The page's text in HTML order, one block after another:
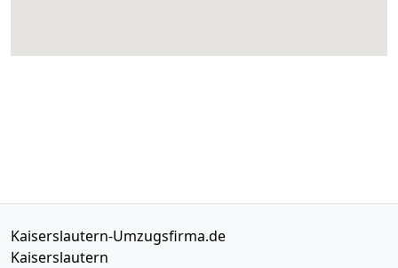
Kaiserslautern-Umzugsfirma.de
Kaiserslautern